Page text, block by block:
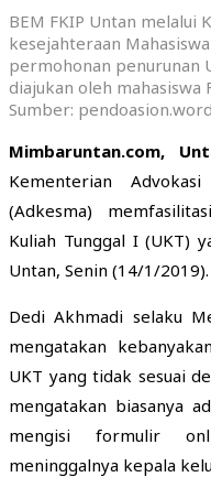
BEM FKIP Untan melalui
kesejahteraan
permohonan penurunan
diajukan oleh mahasiswa
Sumber:
Mimbaruntan.com,
Kementerian
(Adkesma)
Kuliah Tunggal I (UKT)
Untan, Senin (14/1/2019).
Dedi Akhmadi selaku
mengatakan
UKT yang tidak sesuai
mengatakan biasanya
mengisi formulir
meninggalnya kepala